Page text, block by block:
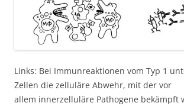
Links: Bei Immunreaktionen vom Typ 1
Zellen die zelluläre Abwehr, mit der vor
allem innerzelluläre Pathogene bekämpft